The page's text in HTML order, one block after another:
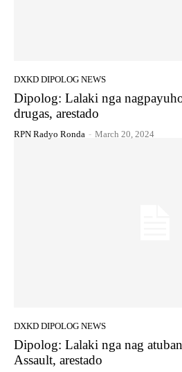
DXKD DIPOLOG NEWS
Dipolog: Lalaki nga
drugas, arestado
RPN Radyo Ronda - March 20, 2024
DXKD DIPOLOG NEWS
Dipolog: Lalaki nga nag
Assault, arestado